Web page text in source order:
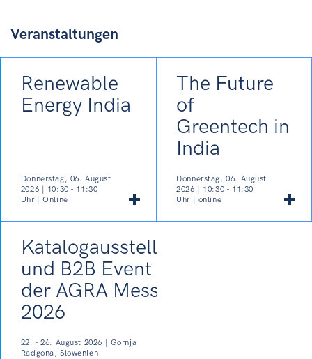
Veranstaltungen
Renewable
Energy India
Donnerstag, 06. August
2026 | 10:30 - 11:30
Uhr | Online
The Future
of
Greentech in
India
Donnerstag, 06. August
2026 | 10:30 - 11:30
Uhr | online
Katalogausstellung
und B2B Event auf
der AGRA Messe
2026
22. - 26. August 2026 | Gornja
Radgona, Slowenien